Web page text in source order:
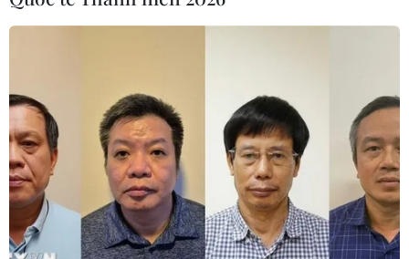
Tuyển thủ Indonesia cúi đầu thành
khẩn xin lỗi người hâm mộ xứ vạn
ASEAN Cup 2026: "Chìa khóa" giúp
tuyển Việt Nam quật ngã Indonesia
04/08/2026 03:05